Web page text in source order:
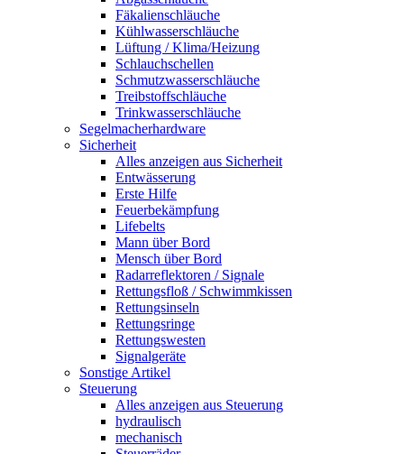
Fäkalienschläuche
Kühlwasserschläuche
Lüftung / Klima/Heizung
Schlauchschellen
Schmutzwasserschläuche
Treibstoffschläuche
Trinkwasserschläuche
Segelmacherhardware
Sicherheit
Alles anzeigen aus Sicherheit
Entwässerung
Erste Hilfe
Feuerbekämpfung
Lifebelts
Mann über Bord
Mensch über Bord
Radarreflektoren / Signale
Rettungsfloß / Schwimmkissen
Rettungsinseln
Rettungsringe
Rettungswesten
Signalgeräte
Sonstige Artikel
Steuerung
Alles anzeigen aus Steuerung
hydraulisch
mechanisch